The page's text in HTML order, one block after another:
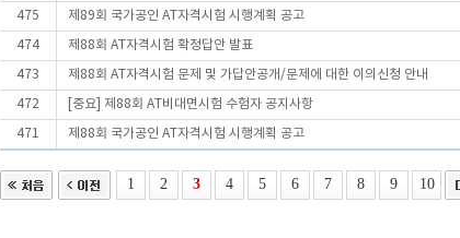
475 제89회 국가공인 AT자격시험 시행계획 공고
474 제88회 AT자격시험 확정답안 발표
473 제88회 AT자격시험 문제 및 가답안공개/문제에 대한 이의신청 안내
472 [중요] 제88회 AT비대면시험 수험자 공지사항
471 제88회 국가공인 AT자격시험 시행계획 공고
1 2 3 4 5 6 7 8 9 10